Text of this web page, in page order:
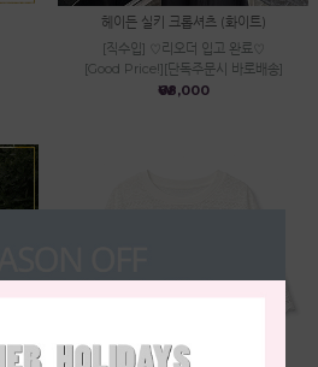
헤이든 실키 크롭셔츠 (화이트)
[직수입] ♡리오더 입고 완료♡
[Good Price!][단독주문시 바로배송]
₩68,000